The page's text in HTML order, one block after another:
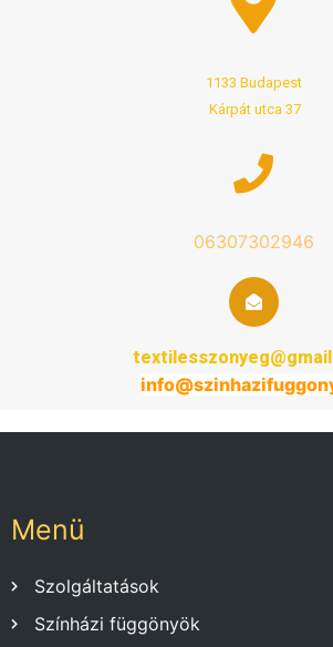
1133 Budapest
Kárpát utca 37
06307302946
info@
Menü
Szolgáltatások
Színházi függönyök